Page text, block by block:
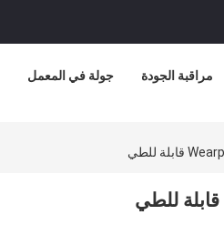
جولة في المعمل مراقبة الجودة